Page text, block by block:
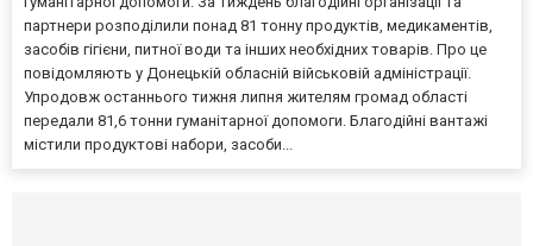
партнери розподілили понад 81 тонну продуктів, медикаментів,
засобів гігієни, питної води та інших необхідних товарів. Про це
повідомляють у Донецькій обласній військовій адміністрації.
Упродовж останнього тижня липня жителям громад області
передали 81,6 тонни гуманітарної допомоги. Благодійні вантажі
містили продуктові набори, засоби...